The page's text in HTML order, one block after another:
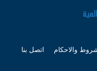
والاحكام
اتصل بنا